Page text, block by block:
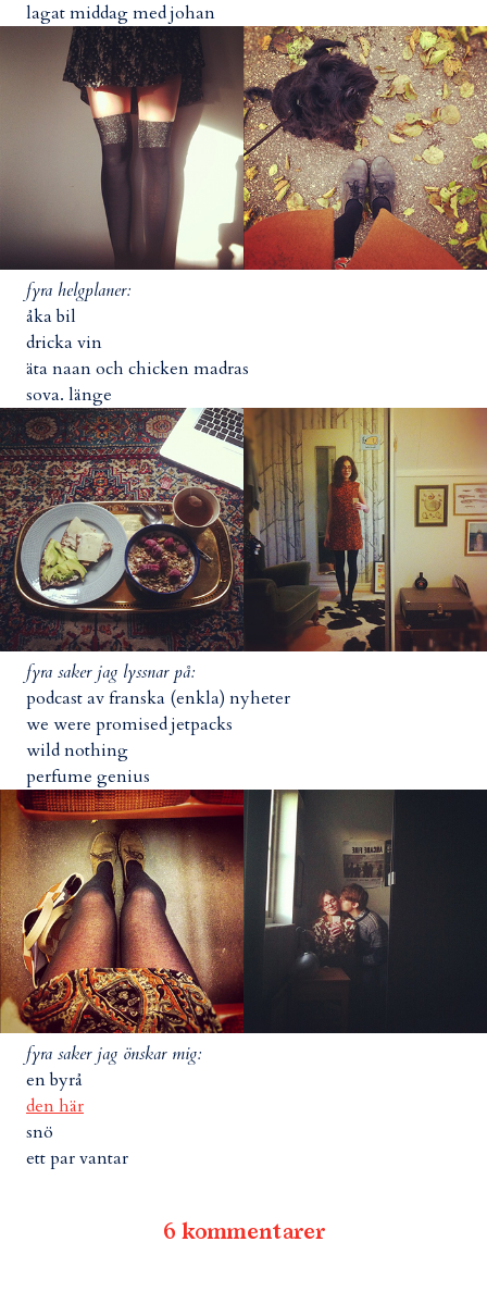
lagat middag med johan
fyra helgplaner:
åka bil
dricka vin
äta naan och chicken madras
sova. länge
fyra saker jag lyssnar på:
podcast av franska (enkla) nyheter
we were promised jetpacks
wild nothing
perfume genius
fyra saker jag önskar mig:
en byrå
den här
snö
ett par vantar
6 kommentarer